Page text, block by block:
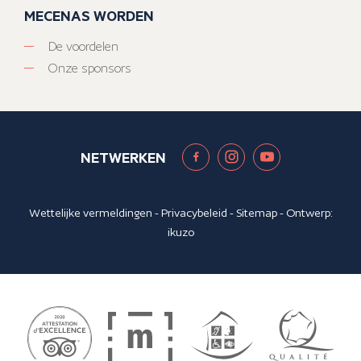
MECENAS WORDEN
De voordelen
Onze sponsors
NETWERKEN
Wettelijke vermeldingen -Privacybeleid - Sitemap- Ontwerp:
ikuzo